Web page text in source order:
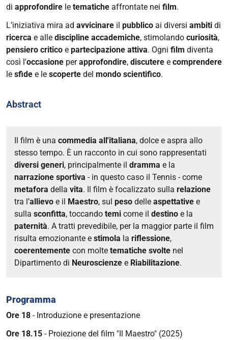
Neuroscienze
e
Riabilitazione
2026-
01-
13T18:00:00+01:00
01-
di approfondire le tematiche affrontate nei film.
L’iniziativa mira ad avvicinare il pubblico ai diversi ambiti di
ricerca e alle discipline accademiche, stimolando curiosità,
pensiero critico e partecipazione attiva. Ogni film diventa
così l'occasione perapprofondire, discutere e comprendere
le sfide e le scoperte del mondo scientifico.
Abstract
Il film è una commedia all'italiana, dolce e aspra allo
stesso tempo. È un racconto in cui sono rappresentati
diversi generi, principalmente il dramma e la
narrazione sportiva - in questo caso il Tennis - come
metafora della vita. Il film è focalizzato sulla relazione
tra l’allievo e il Maestro, sul peso delle aspettative e
sulla sconfitta, toccando temi come il destino e la
paternità. A tratti prevedibile, per la maggior parte il film
risulta emozionante e stimola la riflessione,
coerentemente con molte tematiche svolte nel
Dipartimento di Neuroscienze e Riabilitazione.
Programma
Ore 18 - Introduzione e presentazione
Ore 18.15 - Proiezione del film "Il Maestro" (2025)